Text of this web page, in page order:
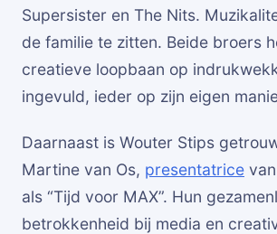
Supersister en The Nits.
de familie te zitten. Beide broers
creatieve loopbaan op
ingevuld, ieder op zijn eigen
Daarnaast is Wouter Stips
Martine van Os, presentatrice
als “Tijd voor MAX”. Hun
betrokkenheid bij media en